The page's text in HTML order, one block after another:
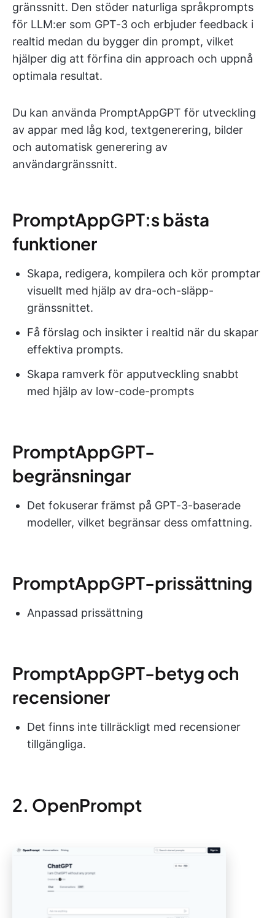
gränssnitt. Den stöder naturliga språkprompts
för LLM:er som GPT-3 och erbjuder feedback i
realtid medan du bygger din prompt, vilket
hjälper dig att förfina din approach och uppnå
optimala resultat.
Du kan använda PromptAppGPT för utveckling
av appar med låg kod, textgenerering, bilder
och automatisk generering av
användargränssnitt.
PromptAppGPT:s bästa
funktioner
Skapa, redigera, kompilera och kör promptar
visuellt med hjälp av dra-och-släpp-
gränssnittet.
Få förslag och insikter i realtid när du skapar
effektiva prompts.
Skapa ramverk för apputveckling snabbt
med hjälp av low-code-prompts
PromptAppGPT-
begränsningar
Det fokuserar främst på GPT-3-baserade
modeller, vilket begränsar dess omfattning.
PromptAppGPT-prissättning
Anpassad prissättning
PromptAppGPT-betyg och
recensioner
Det finns inte tillräckligt med recensioner
tillgängliga.
2. OpenPrompt